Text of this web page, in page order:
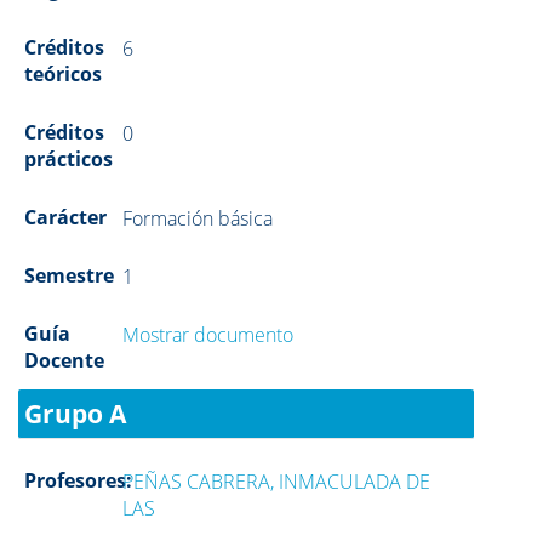
Créditos
teóricos
6
Créditos
prácticos
0
Carácter Formación básica
Semestre 1
Guía
Docente
Mostrar documento
Grupo A
Profesores:PEÑAS CABRERA, INMACULADA DE
LAS